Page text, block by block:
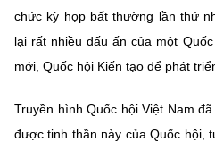
chức kỳ họp bất thường lần thứ
lại rất nhiều dấu ấn của một
mới, Quốc hội Kiến tạo để phát
Truyền hình Quốc hội Việt Nam
được tinh thần này của Quốc hội,